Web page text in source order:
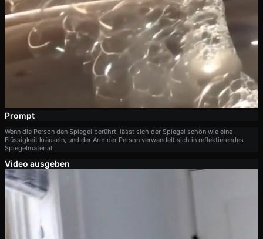
Prompt
Wenn die Person den Spiegel berührt, lässt sich der Spiegel schön wie eine
Flüssigkeit kräuseln, und der Arm der Person verwandelt sich in reflektierendes
Spiegelmaterial.
Video ausgeben